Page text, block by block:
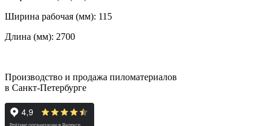
Ширина рабочая (мм): 115
Длина (мм): 2700
Производство и продажа пиломатериалов
в Санкт-Петербурге